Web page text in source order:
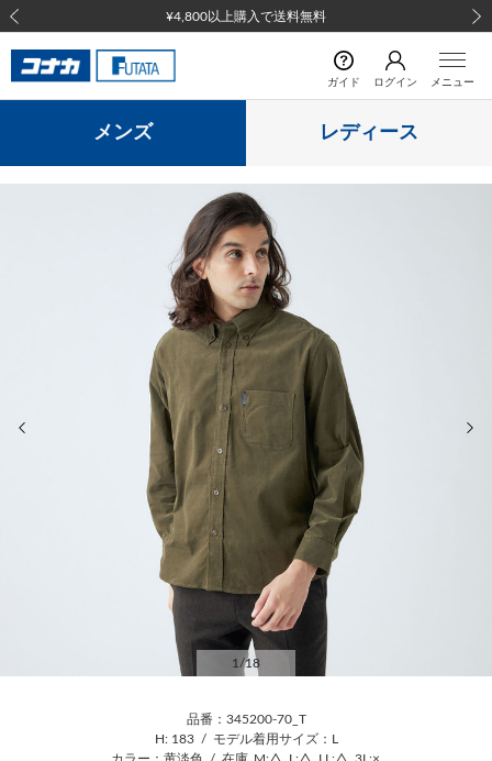
¥4,800以上購入で送料無料
前の画像
ガイド ログイン メニュー
メンズ レディース
1 /18
品番：345200-70_T
H: 183
/
モデル着用サイズ：L